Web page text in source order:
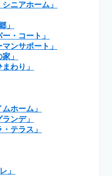
ニアホーム」
」
・コート」
ンサポート」
」
わり」
ホーム」
ンデ」
テラス」
」